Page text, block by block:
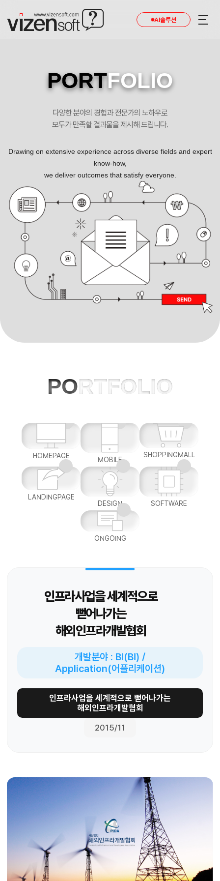
AI솔루션
인프라사업을 세계적으로 뻗어나가는 해외인프라개발협회 포트폴리오
PORTFOLIO
다양한 분야의 경험과 전문가의 노하우로
모두가 만족할 결과물을 제시해 드립니다.
Drawing on extensive experience across diverse fields and expert
know-how,
we deliver outcomes that satisfy everyone.
PORTFOLIO
HOMEPAGE MOBILE
SHOPPINGMALL
LANDINGPAGE
DESIGN
SOFTWARE
ONGOING
인프라사업을 세계적으로
뻗어나가는
해외인프라개발협회
개발분야 : BI(BI) /
Application(어플리케이션)
인프라사업을 세계적으로 뻗어나가는
해외인프라개발협회
2015/11